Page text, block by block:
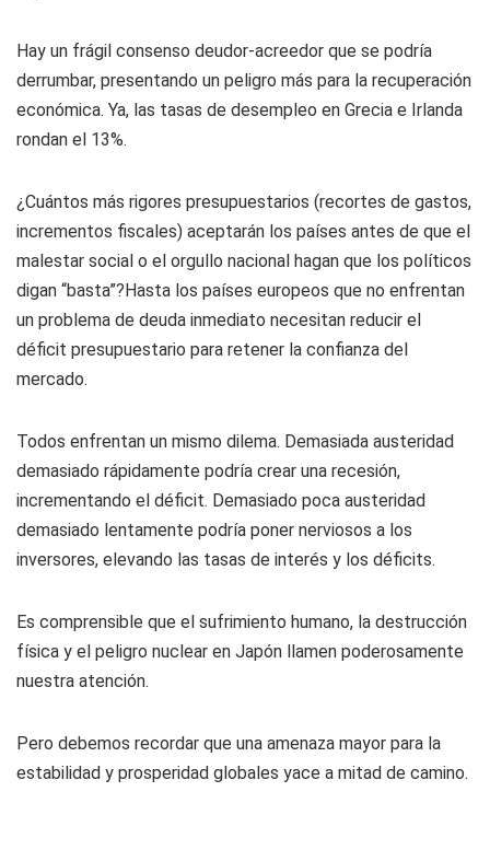
Hay un frágil consenso deudor-acreedor que se podría
derrumbar, presentando un peligro más para la recuperación
económica. Ya, las tasas de desempleo en Grecia e Irlanda
rondan el 13%.
¿Cuántos más rigores presupuestarios (recortes de gastos,
incrementos fiscales) aceptarán los países antes de que el
malestar social o el orgullo nacional hagan que los políticos
digan “basta”?Hasta los países europeos que no enfrentan
un problema de deuda inmediato necesitan reducir el
déficit presupuestario para retener la confianza del
mercado.
Todos enfrentan un mismo dilema. Demasiada austeridad
demasiado rápidamente podría crear una recesión,
incrementando el déficit. Demasiado poca austeridad
demasiado lentamente podría poner nerviosos a los
inversores, elevando las tasas de interés y los déficits.
Es comprensible que el sufrimiento humano, la destrucción
física y el peligro nuclear en Japón llamen poderosamente
nuestra atención.
Pero debemos recordar que una amenaza mayor para la
estabilidad y prosperidad globales yace a mitad de camino.